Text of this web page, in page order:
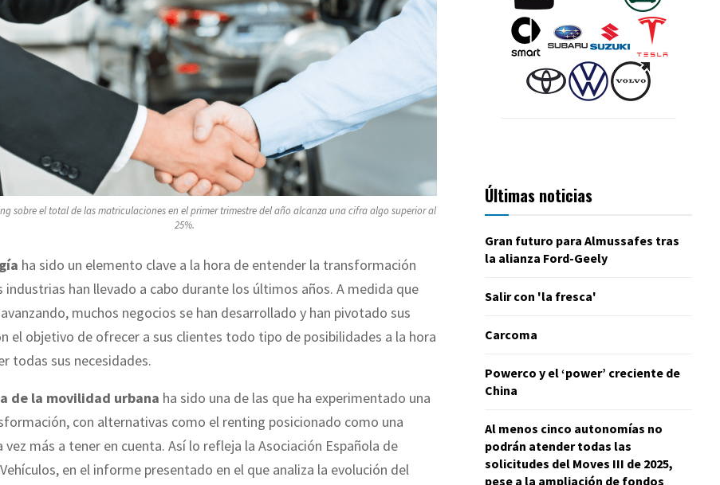
sobre el total de las matriculaciones en el primer trimestre del año alcanza una cifra algo superior al
25%.
ha sido un elemento clave a la hora de entender la transformación
industrias han llevado a cabo durante los últimos años. A medida que
muchos negocios se han desarrollado y han pivotado sus
el objetivo de ofrecer a sus clientes todo tipo de posibilidades a la hora
todas sus necesidades.
de la movilidad urbana ha sido una de las que ha experimentado una
con alternativas como el renting posicionado como una
vez más a tener en cuenta. Así lo refleja la Asociación Española de
en el informe presentado en el que analiza la evolución del
Últimas noticias
Gran futuro para Almussafes tras
la alianza Ford-Geely
Salir con 'la fresca'
Carcoma
Powerco y el ‘power’ creciente de
China
Al menos cinco autonomías no
podrán atender todas las
solicitudes del Moves III de 2025,
pese a la ampliación de fondos